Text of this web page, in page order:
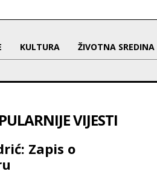
KULTURA ŽIVOTNA SREDINA
VIJESTI
Zapis o